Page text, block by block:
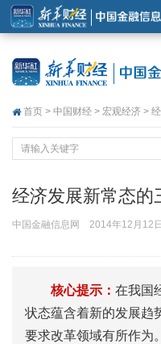
首页 > 中国财经 > 宏观经济 >
经济发展新常态的
中国金融信息网 2014年12月12
核心提示： 在我国
状态蕴含着新的发展趋
要求改革领域有所作为